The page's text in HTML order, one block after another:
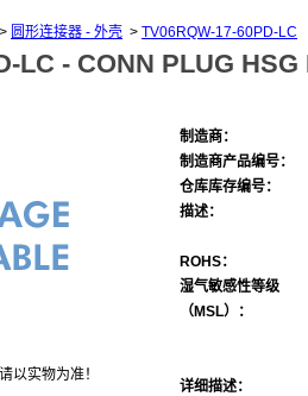
> 圆形连接器 - 外壳 > TV06RQW-17-60PD-LC
LC - CONN PLUG
以实物为准！
制造商：
制造商产品编号：
仓库库存编号：
描述：
ROHS：
湿气敏感性等级
（MSL）：
详细描述：